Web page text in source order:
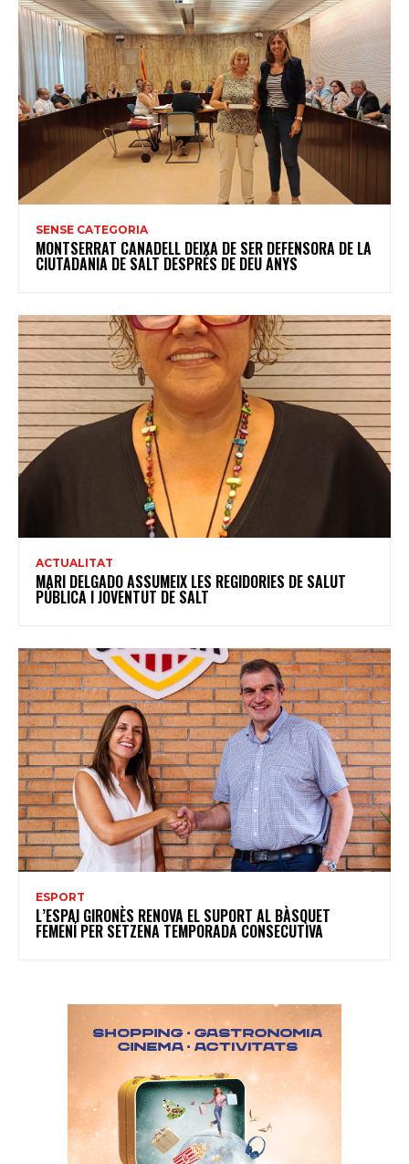
SENSE CATEGORIA
MONTSERRAT CANADELL DEIXA DE SER DEFENSORA DE LA
CIUTADANIA DE SALT DESPRÉS DE DEU ANYS
ACTUALITAT
MARI DELGADO ASSUMEIX LES REGIDORIES DE SALUT
PÚBLICA I JOVENTUT DE SALT
ESPORT
L’ESPAI GIRONÈS RENOVA EL SUPORT AL BÀSQUET
FEMENÍ PER SETZENA TEMPORADA CONSECUTIVA